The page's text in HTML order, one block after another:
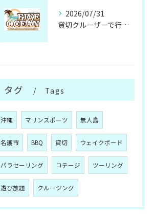
2026/07/31
貸切クルーザーで行く無人島の魅力と楽しみ方
タグ Tags
沖縄 マリンスポーツ 無人島
名護市 BBQ 貸切 ウェイクボード
パラセーリング コテージ ツーリング
遊び放題 クルージング